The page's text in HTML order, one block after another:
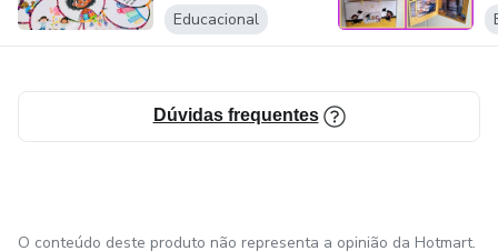
Educacional
Dúvidas frequentes
O conteúdo deste produto não representa a opinião da Hotmart.